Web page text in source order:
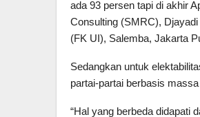
ada 93 persen tapi di akhir
Consulting (SMRC),
(FK UI), Salemba, Jakarta
Sedangkan untuk
partai-partai berbasis
“Hal yang berbeda didapati